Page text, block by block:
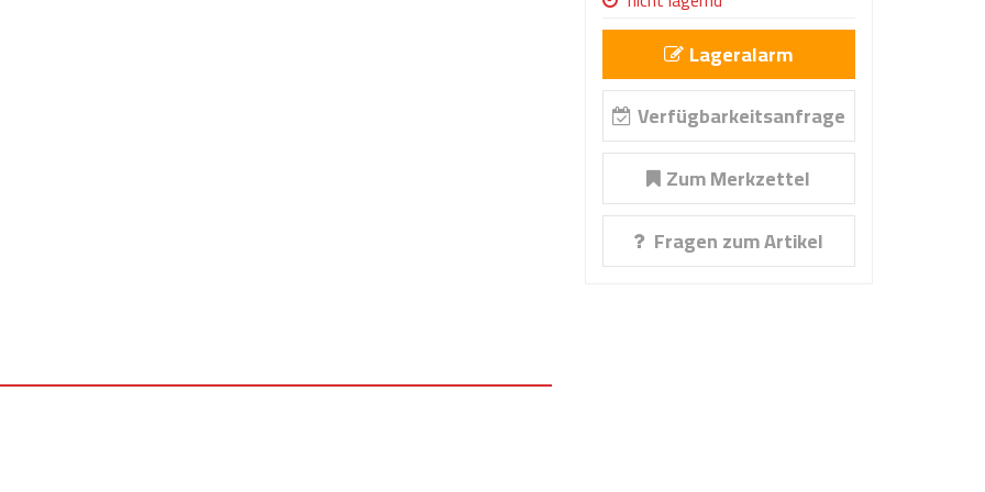
Lageralarm
Verfügbarkeitsanfrage
Zum Merkzettel
Fragen zum Artikel